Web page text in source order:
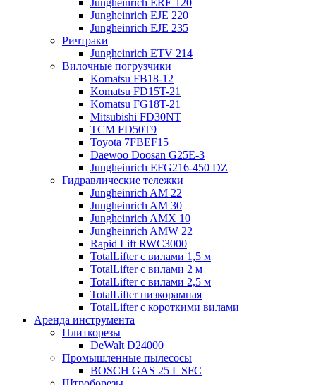
Jungheinrich EJE 220
Jungheinrich EJE 235
Ричтраки
Jungheinrich ETV 214
Вилочные погрузчики
Komatsu FB18-12
Komatsu FD15T-21
Komatsu FG18T-21
Mitsubishi FD30NT
TCM FD50T9
Toyota 7FBEF15
Daewoo Doosan G25E-3
Jungheinrich EFG216-450 DZ
Гидравлические тележки
Jungheinrich AM 22
Jungheinrich AM 30
Jungheinrich AMX 10
Jungheinrich AMW 22
Rapid Lift RWC3000
TotalLifter с вилами 1,5 м
TotalLifter с вилами 2 м
TotalLifter с вилами 2,5 м
TotalLifter низкорамная
TotalLifter с короткими вилами
Аренда инструмента
Плиткорезы
DeWalt D24000
Промышленные пылесосы
BOSCH GAS 25 L SFC